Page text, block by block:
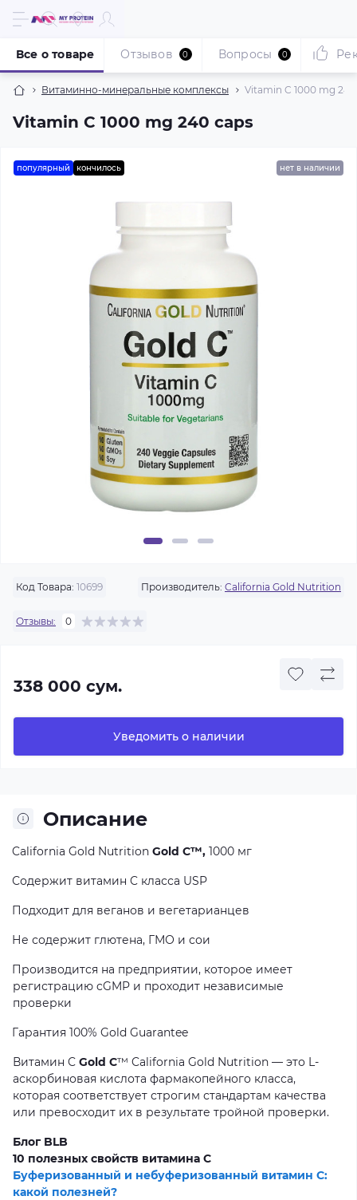
Витаминно-минеральные комплексы Vitamin C 1000 mg
Vitamin C 1000 mg 240 caps
Все о товаре Отзывов 0 Вопросы 0
популярный кончилось нет в наличии
Код Товара: 10699 Производитель: California Gold Nutrition
Отзывы: 0
338 000 сум.
Уведомить о наличии
Описание
California Gold Nutrition Gold C™, 1000 мг
Содержит витамин C класса USP
Подходит для веганов и вегетарианцев
Не содержит глютена, ГМО и сои
Производится на предприятии, которое имеет
регистрацию cGMP и проходит независимые
проверки
Гарантия 100% Gold Guarantee
Витамин C Gold C™ California Gold Nutrition — это L-
аскорбиновая кислота фармакопейного класса,
которая соответствует строгим стандартам качества
или превосходит их в результате тройной проверки.
Блог BLB
10 полезных свойств витамина C
Буферизованный и небуферизованный витамин C:
какой полезней?